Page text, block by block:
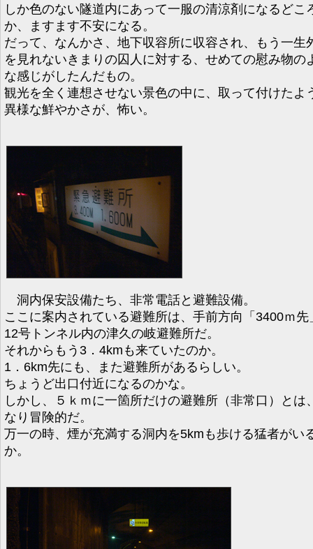
しか色のない隧道内にあって一服の清涼剤になるどこ
か、ますます不安になる。
だって、なんかさ、地下収容所に収容され、もう一生
を見れないきまりの囚人に対する、せめての慰み物の
な感じがしたんだもの。
観光を全く連想させない景色の中に、取って付けたよ
異様な鮮やかさが、怖い。
洞内保安設備たち、非常電話と避難設備。
ここに案内されている避難所は、手前方向「3400ｍ先
12号トンネル内の津久の岐避難所だ。
それからもう3．4kmも来ていたのか。
1．6km先にも、また避難所があるらしい。
ちょうど出口付近になるのかな。
しかし、５ｋｍに一箇所だけの避難所（非常口）とは
なり冒険的だ。
万一の時、煙が充満する洞内を5kmも歩ける猛者がい
か。